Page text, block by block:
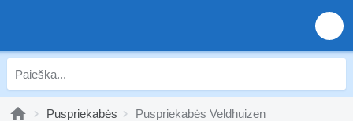
Puspriekabės Puspriekabės Veldhuizen